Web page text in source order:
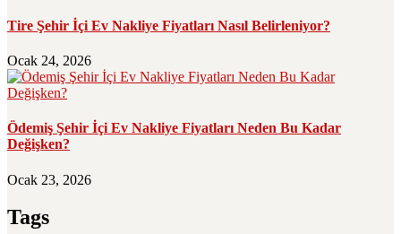
Tire Şehir İçi Ev Nakliye Fiyatları Nasıl Belirleniyor?
Ocak 24, 2026
Ödemiş Şehir İçi Ev Nakliye Fiyatları Neden Bu Kadar
Değişken?
Ocak 23, 2026
Tags